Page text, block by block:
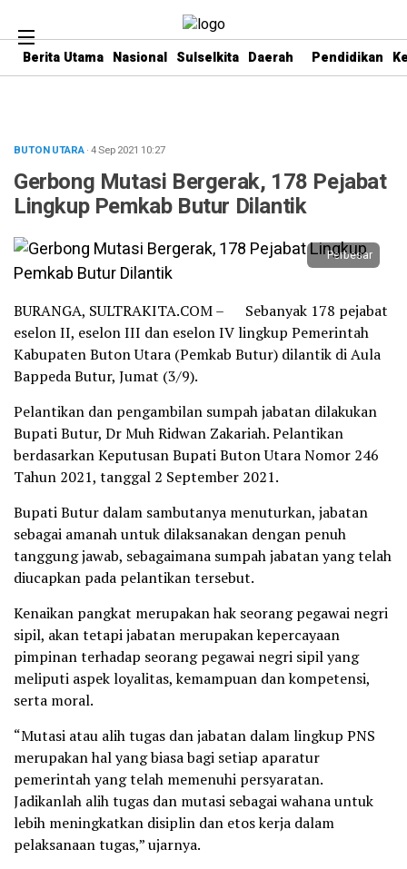
Berita Utama Nasional Sulselkita Daerah Pendidikan
BUTON UTARA· 4 Sep 2021 10:27
Gerbong Mutasi Bergerak, 178 Pejabat
Lingkup Pemkab Butur Dilantik
Perbesar
BURANGA, SULTRAKITA.COM – Sebanyak 178 pejabat
eselon II, eselon III dan eselon IV lingkup Pemerintah
Kabupaten Buton Utara (Pemkab Butur) dilantik di Aula
Bappeda Butur, Jumat (3/9).
Pelantikan dan pengambilan sumpah jabatan dilakukan
Bupati Butur, Dr Muh Ridwan Zakariah. Pelantikan
berdasarkan Keputusan Bupati Buton Utara Nomor 246
Tahun 2021, tanggal 2 September 2021.
Bupati Butur dalam sambutanya menuturkan, jabatan
sebagai amanah untuk dilaksanakan dengan penuh
tanggung jawab, sebagaimana sumpah jabatan yang telah
diucapkan pada pelantikan tersebut.
Kenaikan pangkat merupakan hak seorang pegawai negri
sipil, akan tetapi jabatan merupakan kepercayaan
pimpinan terhadap seorang pegawai negri sipil yang
meliputi aspek loyalitas, kemampuan dan kompetensi,
serta moral.
“Mutasi atau alih tugas dan jabatan dalam lingkup PNS
merupakan hal yang biasa bagi setiap aparatur
pemerintah yang telah memenuhi persyaratan.
Jadikanlah alih tugas dan mutasi sebagai wahana untuk
lebih meningkatkan disiplin dan etos kerja dalam
pelaksanaan tugas,” ujarnya.